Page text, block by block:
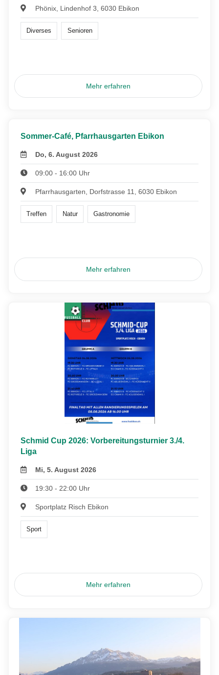
Phönix, Lindenhof 3, 6030 Ebikon
Diverses Senioren
Mehr erfahren
Sommer-Café, Pfarrhausgarten Ebikon
Do, 6. August 2026
09:00 - 16:00 Uhr
Pfarrhausgarten, Dorfstrasse 11, 6030 Ebikon
Treffen Natur Gastronomie
Mehr erfahren
Schmid Cup 2026: Vorbereitungsturnier 3./4.
Liga
Mi, 5. August 2026
19:30 - 22:00 Uhr
Sportplatz Risch Ebikon
Sport
Mehr erfahren